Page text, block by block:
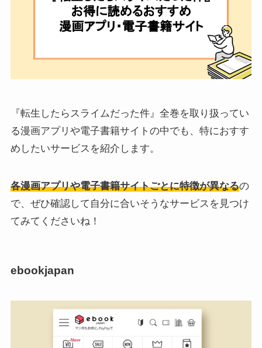
『転生したらスライムだった件』全巻を取り扱ってい
る漫画アプリや電子書籍サイトの中でも、特におすす
めしたいサービスを紹介します。
各漫画アプリや電子書籍サイトごとに特徴が異なるの
で、ぜひ確認して自分に合いそうなサービスを見つけ
てみてくださいね！
ebookjapan